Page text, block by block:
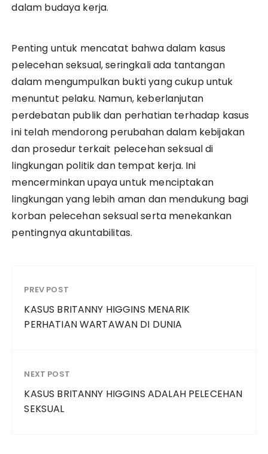
dalam budaya kerja.
Penting untuk mencatat bahwa dalam kasus
pelecehan seksual, seringkali ada tantangan
dalam mengumpulkan bukti yang cukup untuk
menuntut pelaku. Namun, keberlanjutan
perdebatan publik dan perhatian terhadap kasus
ini telah mendorong perubahan dalam kebijakan
dan prosedur terkait pelecehan seksual di
lingkungan politik dan tempat kerja. Ini
mencerminkan upaya untuk menciptakan
lingkungan yang lebih aman dan mendukung bagi
korban pelecehan seksual serta menekankan
pentingnya akuntabilitas.
PREV POST
KASUS BRITANNY HIGGINS MENARIK
PERHATIAN WARTAWAN DI DUNIA
NEXT POST
KASUS BRITANNY HIGGINS ADALAH PELECEHAN
SEKSUAL